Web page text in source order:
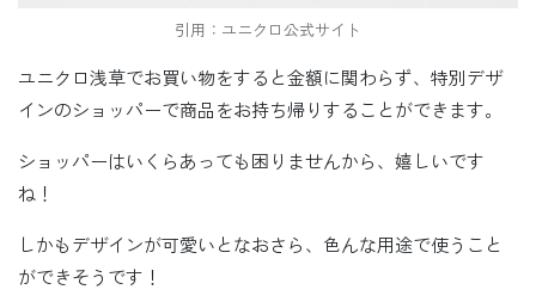
引用：ユニクロ公式サイト
ユニクロ浅草でお買い物をすると金額に関わらず、特別デザ
インのショッパーで商品をお持ち帰りすることができます。
ショッパーはいくらあっても困りませんから、嬉しいです
ね！
しかもデザインが可愛いとなおさら、色んな用途で使うこと
ができそうです！